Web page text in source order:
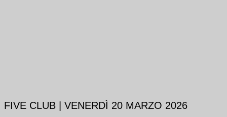
FIVE CLUB | VENERDÌ 20 MARZO 2026